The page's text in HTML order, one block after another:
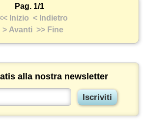
Pag. 1/1
Inizio < Indietro
> Avanti >> Fine
alla nostra newsletter